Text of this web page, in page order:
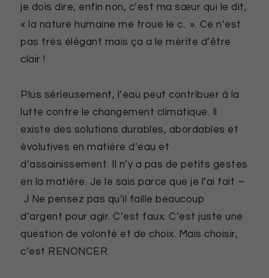
je dois dire, enfin non, c’est ma sœur qui le dit,
« la nature humaine me troue le c.. ». Ce n’est
pas très élégant mais ça a le mérite d’être
clair !
Plus sérieusement, l’eau peut contribuer à la
lutte contre le changement climatique. Il
existe des solutions durables, abordables et
évolutives en matière d’eau et
d’assainissement. Il n’y a pas de petits gestes
en la matière. Je le sais parce que je l’ai fait –
J Ne pensez pas qu’il faille beaucoup
d’argent pour agir. C’est faux. C’est juste une
question de volonté et de choix. Mais choisir,
c’est RENONCER.